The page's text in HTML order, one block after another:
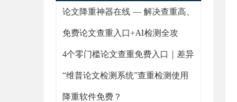
论文降重神器在线 — 解决查重高、
AIGC痕迹难题，4步搞定论文重复
率
免费论文查重入口+AI检测全攻
略！避坑指南+实操技巧一次更齐
4个零门槛论文查重免费入口｜差异
化功能+论文AIGC免费检测全解析
“维普论文检测系统”查重检测使用
通知
降重软件免费？